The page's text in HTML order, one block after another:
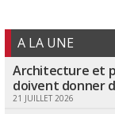
A LA UNE
Architecture et
doivent donner
21 JUILLET 2026